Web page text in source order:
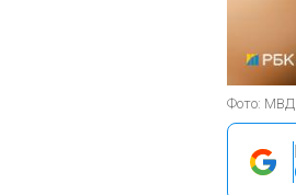
Фото: МВД